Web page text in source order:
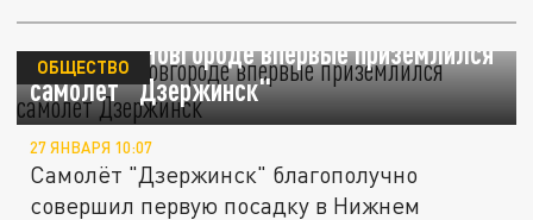
В Нижнем Новгороде впервые приземлился
самолёт "Дзержинск"
ОБЩЕСТВО
27 ЯНВАРЯ 10:07
Самолёт "Дзержинск" благополучно
совершил первую посадку в Нижнем